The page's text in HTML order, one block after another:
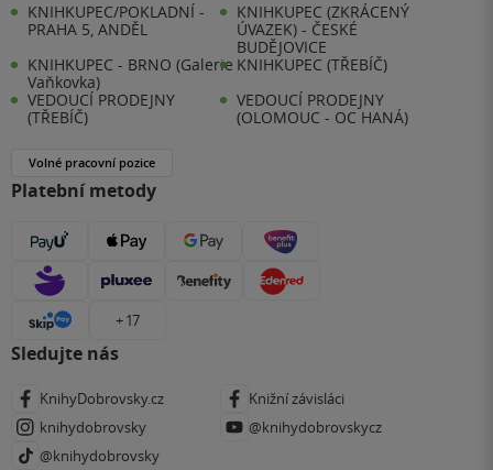
KNIHKUPEC/POKLADNÍ -
PRAHA 5, ANDĚL
KNIHKUPEC (ZKRÁCENÝ
ÚVAZEK) - ČESKÉ
BUDĚJOVICE
KNIHKUPEC - BRNO (Galerie
Vaňkovka)
KNIHKUPEC (TŘEBÍČ)
VEDOUCÍ PRODEJNY
(TŘEBÍČ)
VEDOUCÍ PRODEJNY
(OLOMOUC - OC HANÁ)
Volné pracovní pozice
Platební metody
+ 17
Sledujte nás
KnihyDobrovsky.cz
Knižní závisláci
knihydobrovsky
@knihydobrovskycz
@knihydobrovsky